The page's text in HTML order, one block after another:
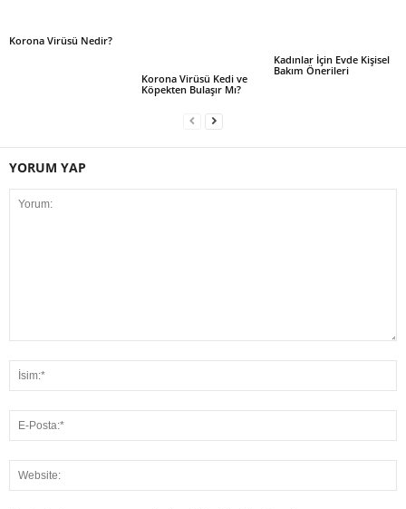
Korona Virüsü Nedir?
Korona Virüsü Kedi ve
Köpekten Bulaşır Mı?
Kadınlar İçin Evde Kişisel
Bakım Önerileri
YORUM YAP